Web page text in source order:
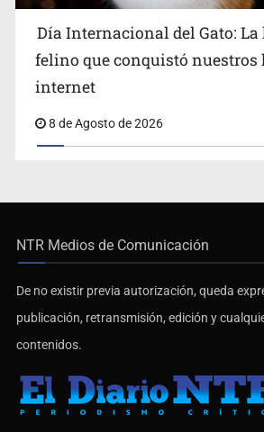
Día Internacional del Gato:
felino que conquistó nuestros
internet
8 de Agosto de 2026
NTR Medios de Comunicación
De no existir previa autorización, queda
publicación, retransmisión, edición y
contenidos.